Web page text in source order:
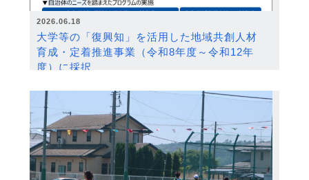
2026.06.18
大学等の「復興知」を活用した地域共創人材
育成・定着推進事業（令和8年度～令和12年
度）に採択